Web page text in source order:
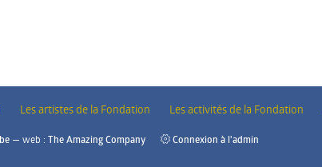
Les artistesde la Fondation Les activitésde la Fondation
— web : The Amazing Company Connexion à l'admin